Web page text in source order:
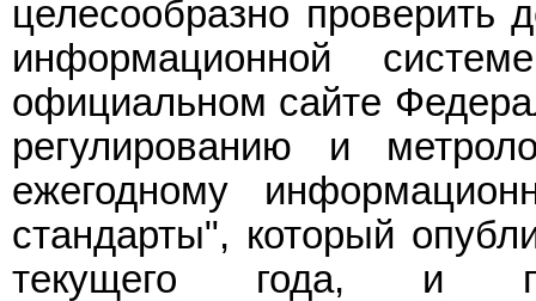
целесообразно проверить
информационной
официальном сайте
регулированию и
ежегодному
стандарты", который
текущего года, и